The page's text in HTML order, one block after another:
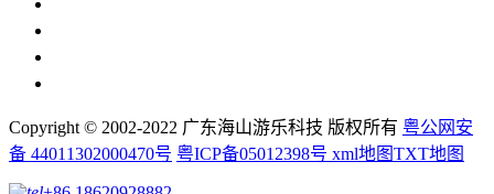
Copyright © 2002-2022 广东海山游乐科技 版权所有 粤公网安
备 44011302000470号 粤ICP备05012398号 xml地图TXT地图